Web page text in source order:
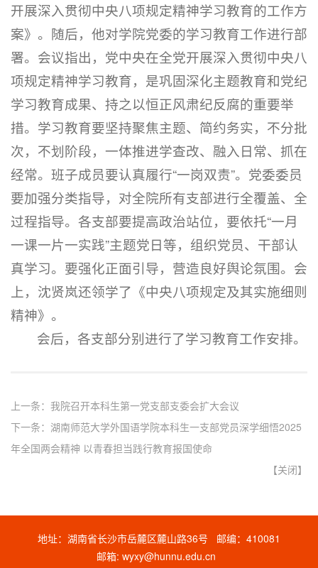
开展深入贯彻中央八项规定精神学习教育的工作方
案》。随后，他对学院党委的学习教育工作进行部
署。会议指出，党中央在全党开展深入贯彻中央八
项规定精神学习教育，是巩固深化主题教育和党纪
学习教育成果、持之以恒正风肃纪反腐的重要举
措。学习教育要坚持聚焦主题、简约务实，不分批
次，不划阶段，一体推进学查改、融入日常、抓在
经常。班子成员要认真履行“一岗双责”。党委委员
要加强分类指导，对全院所有支部进行全覆盖、全
过程指导。各支部要提高政治站位，要依托“一月
一课一片一实践”主题党日等，组织党员、干部认
真学习。要强化正面引导，营造良好舆论氛围。会
上，沈贤岚还领学了《中央八项规定及其实施细则
精神》。
会后，各支部分别进行了学习教育工作安排。
上一条： 我院召开本科生第一党支部支委会扩大会议
下一条： 湖南师范大学外国语学院本科生一支部党员深学细悟2025
年全国两会精神 以青春担当践行教育报国使命
【关闭】
地址：湖南省长沙市岳麓区麓山路36号 邮编：410081
邮箱: wyxy@hunnu.edu.cn